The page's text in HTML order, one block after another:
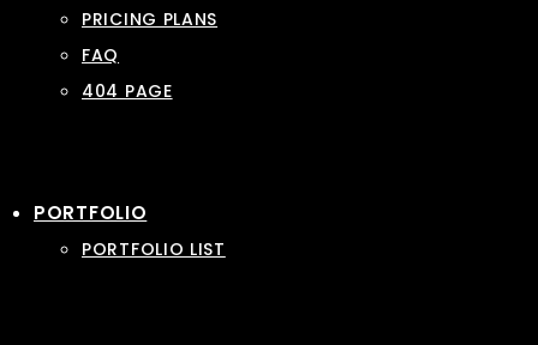
PRICING PLANS
FAQ
404 PAGE
PORTFOLIO
PORTFOLIO LIST